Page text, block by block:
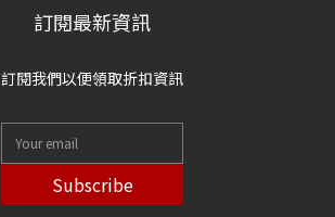
訂閱最新資訊
訂閱我們以便領取折扣資訊
Subscribe